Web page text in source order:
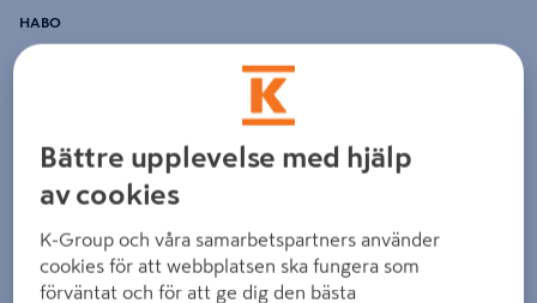
WC-BESLAG HABO A262 P MÄSS
HABO
Detaljerad beskrivning finns i produktbeskrivningsområdet
Bättre upplevelse med hjälp
av cookies
K-Group och våra samarbetspartners använder
cookies för att webbplatsen ska fungera som
förväntat och för att ge dig den bästa